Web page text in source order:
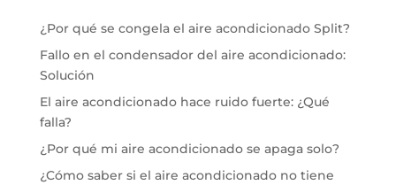
¿Por qué se congela el aire acondicionado Split?
Fallo en el condensador del aire acondicionado:
Solución
El aire acondicionado hace ruido fuerte: ¿Qué
falla?
¿Por qué mi aire acondicionado se apaga solo?
¿Cómo saber si el aire acondicionado no tiene